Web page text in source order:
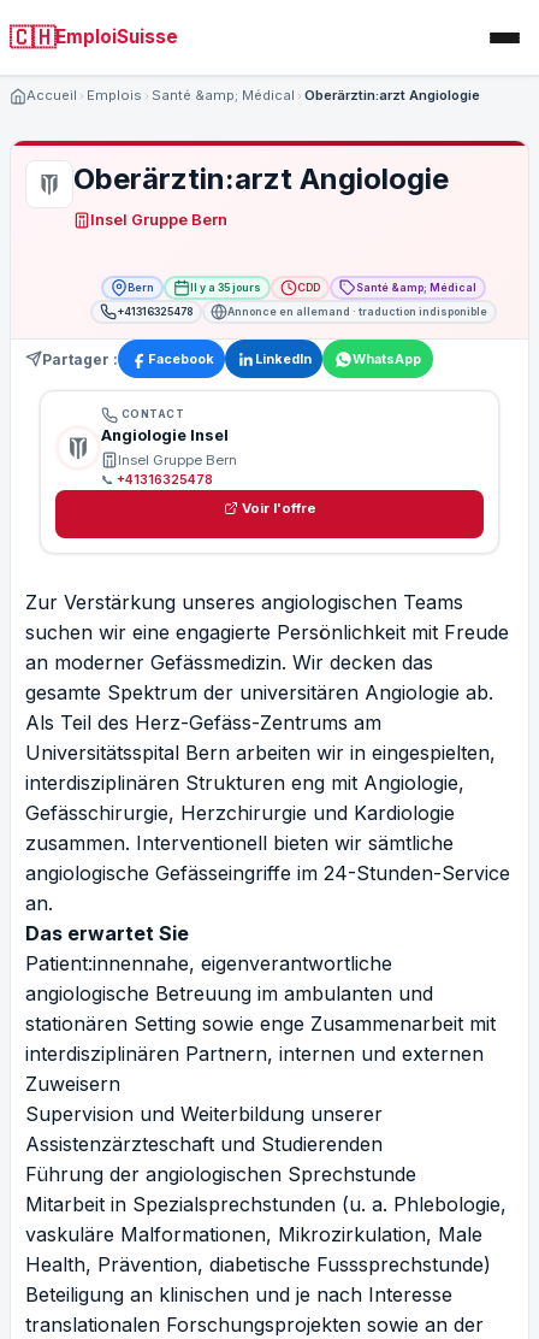
🇨🇭EmploiSuisse
Accueil Emplois Santé &amp; Médical Oberärztin:arzt Angiologie
Oberärztin:arzt Angiologie
Insel Gruppe Bern
Bern Il y a 35 jours CDD
Santé &amp; Médical
+41316325478
Annonce en allemand · traduction indisponible
Partager : Facebook LinkedIn WhatsApp
CONTACT
Angiologie Insel
Insel Gruppe Bern
📞 +41316325478
Voir l'offre
Zur Verstärkung unseres angiologischen Teams
suchen wir eine engagierte Persönlichkeit mit Freude
an moderner Gefässmedizin. Wir decken das
gesamte Spektrum der universitären Angiologie ab.
Als Teil des Herz-Gefäss-Zentrums am
Universitätsspital Bern arbeiten wir in eingespielten,
interdisziplinären Strukturen eng mit Angiologie,
Gefässchirurgie, Herzchirurgie und Kardiologie
zusammen. Interventionell bieten wir sämtliche
angiologische Gefässeingriffe im 24-Stunden-Service
an.
Das erwartet Sie
Patient:innennahe, eigenverantwortliche
angiologische Betreuung im ambulanten und
stationären Setting sowie enge Zusammenarbeit mit
interdisziplinären Partnern, internen und externen
Zuweisern
Supervision und Weiterbildung unserer
Assistenzärzteschaft und Studierenden
Führung der angiologischen Sprechstunde
Mitarbeit in Spezialsprechstunden (u. a. Phlebologie,
vaskuläre Malformationen, Mikrozirkulation, Male
Health, Prävention, diabetische Fusssprechstunde)
Beteiligung an klinischen und je nach Interesse
translationalen Forschungsprojekten sowie an der